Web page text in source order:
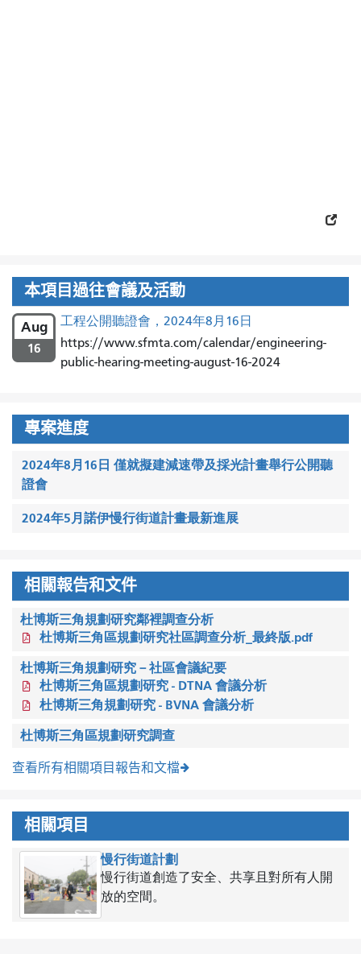
本項目過往會議及活動
Aug
16
工程公開聽證會，2024年8月16日
https://www.sfmta.com/calendar/engineering-
public-hearing-meeting-august-16-2024
專案進度
2024年8月16日 僅就擬建減速帶及採光計畫舉行公開聽
證會
2024年5月諾伊慢行街道計畫最新進展
相關報告和文件
杜博斯三角規劃研究鄰裡調查分析
杜博斯三角區規劃研究社區調查分析_最終版.pdf
杜博斯三角規劃研究－社區會議紀要
杜博斯三角區規劃研究 - DTNA 會議分析
杜博斯三角規劃研究 - BVNA 會議分析
杜博斯三角區規劃研究調查
查看所有相關項目報告和文檔
相關項目
慢行街道計劃
慢行街道創造了安全、共享且對所有人開
放的空間。